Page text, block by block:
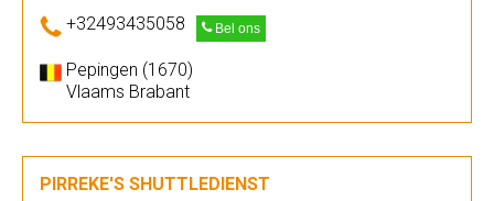
+32493435058 Bel ons
Pepingen (1670)
Vlaams Brabant
PIRREKE'S SHUTTLEDIENST